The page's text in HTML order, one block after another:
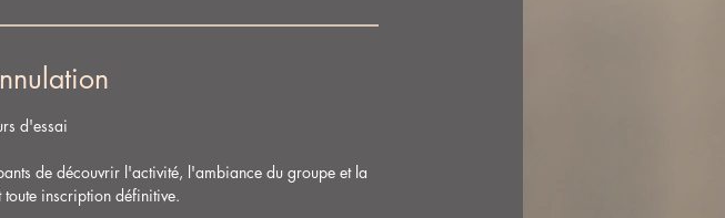
d'essai
de découvrir l'activité, l'ambiance du groupe et la
inscription définitive.